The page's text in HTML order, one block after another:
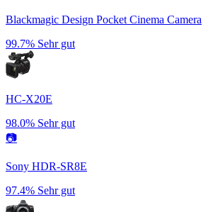
Blackmagic Design Pocket Cinema Camera
99.7% Sehr gut
HC-X20E
98.0% Sehr gut
📷
Sony HDR-SR8E
97.4% Sehr gut